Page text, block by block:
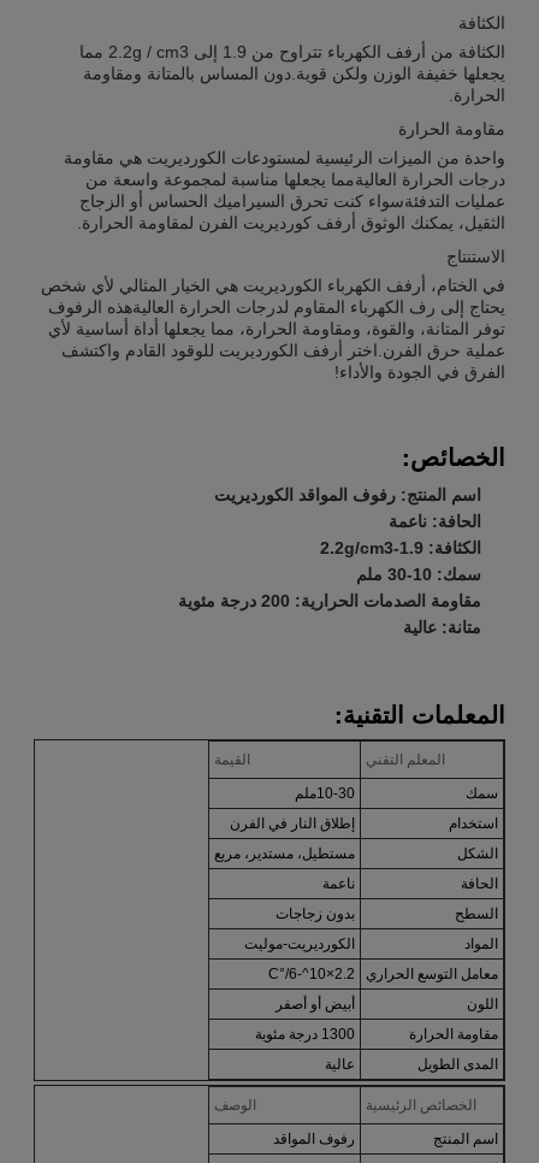
الكثافة
الكثافة من أرفف الكهرباء تتراوح من 1.9 إلى 2.2g / cm3 مما
يجعلها خفيفة الوزن ولكن قوية.دون المساس بالمتانة ومقاومة
الحرارة.
مقاومة الحرارة
واحدة من الميزات الرئيسية لمستودعات الكورديريت هي مقاومة
درجات الحرارة العاليةمما يجعلها مناسبة لمجموعة واسعة من
عمليات التدفئةسواء كنت تحرق السيراميك الحساس أو الزجاج
الثقيل، يمكنك الوثوق أرفف كورديريت الفرن لمقاومة الحرارة.
الاستنتاج
في الختام، أرفف الكهرباء الكورديريت هي الخيار المثالي لأي شخص
يحتاج إلى رف الكهرباء المقاوم لدرجات الحرارة العاليةهذه الرفوف
توفر المتانة، والقوة، ومقاومة الحرارة، مما يجعلها أداة أساسية لأي
عملية حرق الفرن.اختر أرفف الكورديريت للوقود القادم واكتشف
الفرق في الجودة والأداء!
الخصائص:
اسم المنتج: رفوف المواقد الكورديريت
الحافة: ناعمة
الكثافة: 1.9-2.2g/cm3
سمك: 10-30 ملم
مقاومة الصدمات الحرارية: 200 درجة مئوية
متانة: عالية
المعلمات التقنية:
المعلم التقني
القيمة
سمك
10-30ملم
استخدام
إطلاق النار في الفرن
الشكل
مستطيل، مستدير، مربع
الحافة
ناعمة
السطح
بدون زجاجات
المواد
الكورديريت-موليت
معامل التوسع الحراري
2.2×10^-6/°C
اللون
أبيض أو أصفر
مقاومة الحرارة
1300 درجة مئوية
المدى الطويل
عالية
الخصائص الرئيسية
الوصف
اسم المنتج
رفوف المواقد